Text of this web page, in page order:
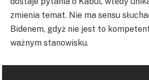
zmienia temat. Nie ma sensu
Bidenem, gdyż nie jest to
ważnym stanowisku.